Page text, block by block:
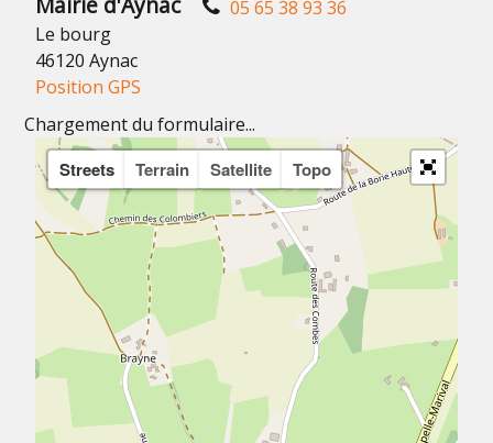
Le bourg
46120 Aynac
Position GPS
05 65 38 93 36
Chargement du formulaire...
Streets
Terrain Satellite Topo